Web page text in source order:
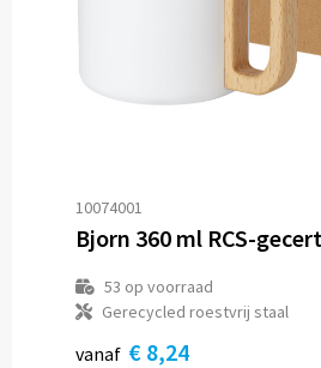
10074001
53 op voorraad
Gerecycled roestvrij staal
vanaf € 8,24